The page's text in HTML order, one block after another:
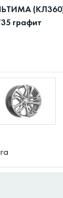
графит